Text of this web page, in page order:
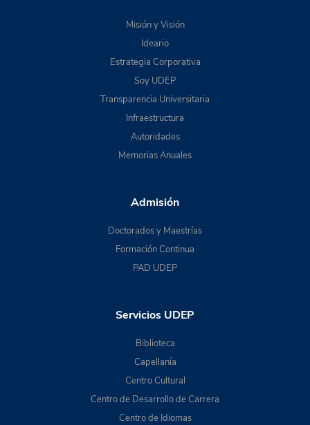
Misión y Visión
Ideario
Estrategia Corporativa
Soy UDEP
Transparencia Universitaria
Infraestructura
Autoridades
Memorias Anuales
Admisión
Doctorados y Maestrías
Formación Continua
PAD UDEP
Servicios UDEP
Biblioteca
Capellanía
Centro Cultural
Centro de Desarrollo de Carrera
Centro de Idiomas